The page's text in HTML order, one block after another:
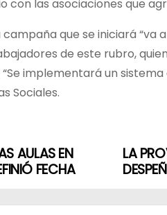
con las asociaciones que
que se iniciará
de este rubro,
implementará un
Sociales.
LA
AULAS EN
FECHA